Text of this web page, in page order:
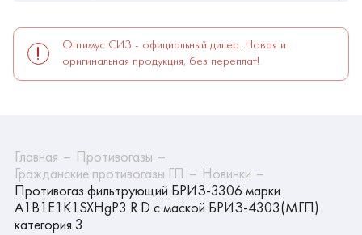
Оптимус СИЗ - официальный дилер. Новая и
оригинальная продукция, без переплат!
Главная
Противогазы
Гражданские противогазы ГП
Новинки
Противогаз фильтрующий БРИЗ-3306 марки
A1B1E1K1SXHgP3 R D с маской БРИЗ-4303(МГП)
категория 3